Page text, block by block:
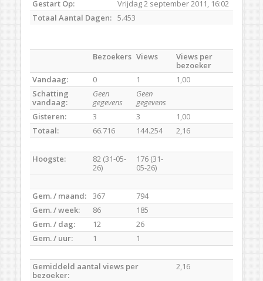
Gestart Op:
Vrijdag 2 september 2011, 16:02
Totaal Aantal Dagen: 5.453
Bezoekers Views
Views per
bezoeker
Vandaag:
0 1
1,00
Schatting
vandaag:
Geen
gegevens
Geen
gegevens
Gisteren:
3 3
1,00
Totaal:
66.716 144.254 2,16
Hoogste:
82 (31-05-
26)
176 (31-
05-26)
Gem. / maand: 367
794
Gem. / week:
86
185
Gem. / dag:
12
26
Gem. / uur:
1 1
Gemiddeld aantal views per
bezoeker:
2,16